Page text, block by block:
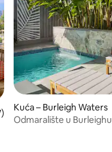
4,95/5, recenzija: 107
Kuća – Burleigh Waters
Odmaralište u Burleighu